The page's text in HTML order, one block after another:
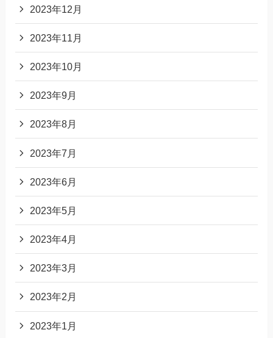
2023年12月
2023年11月
2023年10月
2023年9月
2023年8月
2023年7月
2023年6月
2023年5月
2023年4月
2023年3月
2023年2月
2023年1月